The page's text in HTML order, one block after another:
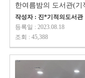
작성자 : 진*기적의도서관
등록일 : 2023.08.18
조회 : 45,388